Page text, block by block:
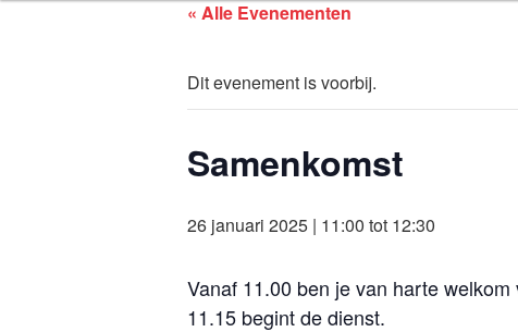
ASSEN ZOEKT
« Alle Evenementen
Dit evenement is voorbij.
Samenkomst
26 januari 2025 | 11:00 tot 12:30
Vanaf 11.00 ben je van harte
11.15 begint de dienst.